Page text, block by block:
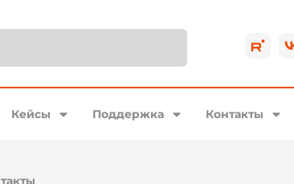
Кейсы Поддержка Контакты